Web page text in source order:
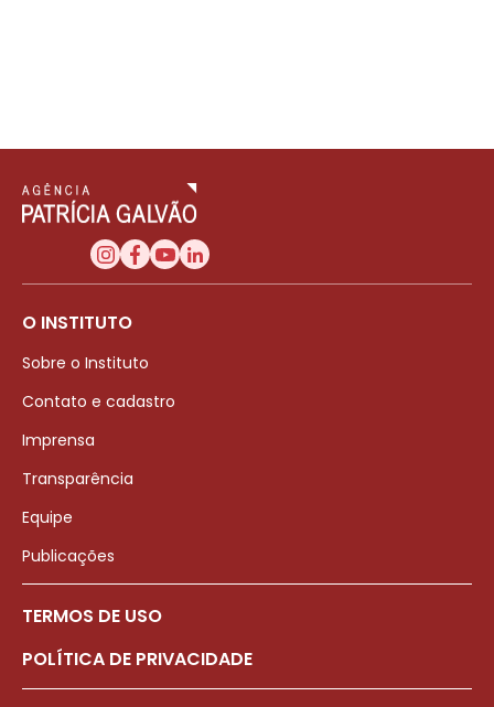
O INSTITUTO
Sobre o Instituto
Contato e cadastro
Imprensa
Transparência
Equipe
Publicações
TERMOS DE USO
POLÍTICA DE PRIVACIDADE